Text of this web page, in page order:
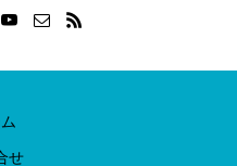
せ